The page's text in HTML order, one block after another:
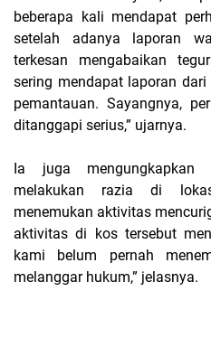
beberapa kali mendapat
setelah adanya laporan
terkesan mengabaikan
sering mendapat laporan
pemantauan. Sayangnya,
ditanggapi serius,” ujarnya.
Ia juga mengungkapkan
melakukan razia di
menemukan aktivitas
aktivitas di kos tersebut
kami belum pernah
melanggar hukum,” jelasnya.